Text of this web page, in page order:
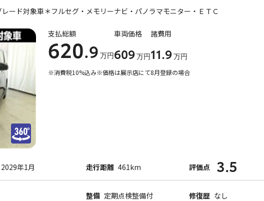
ード対象車＊フルセグ・メモリーナビ・パノラマモニター・ＥＴＣ
支払総額
620.9 万円
車両価格
609万円
諸費用
11.9万円
※消費税10%込み※価格は展示店にて8月登録の場合
2029年1月 走行距離 461km 評価点 3.5
整備 定期点検整備付 修復歴 なし